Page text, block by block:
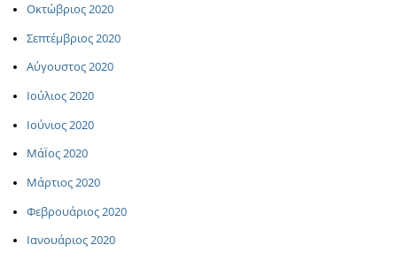
Οκτώβριος 2020
Σεπτέμβριος 2020
Αύγουστος 2020
Ιούλιος 2020
Ιούνιος 2020
ΜάΪος 2020
Μάρτιος 2020
Φεβρουάριος 2020
Ιανουάριος 2020